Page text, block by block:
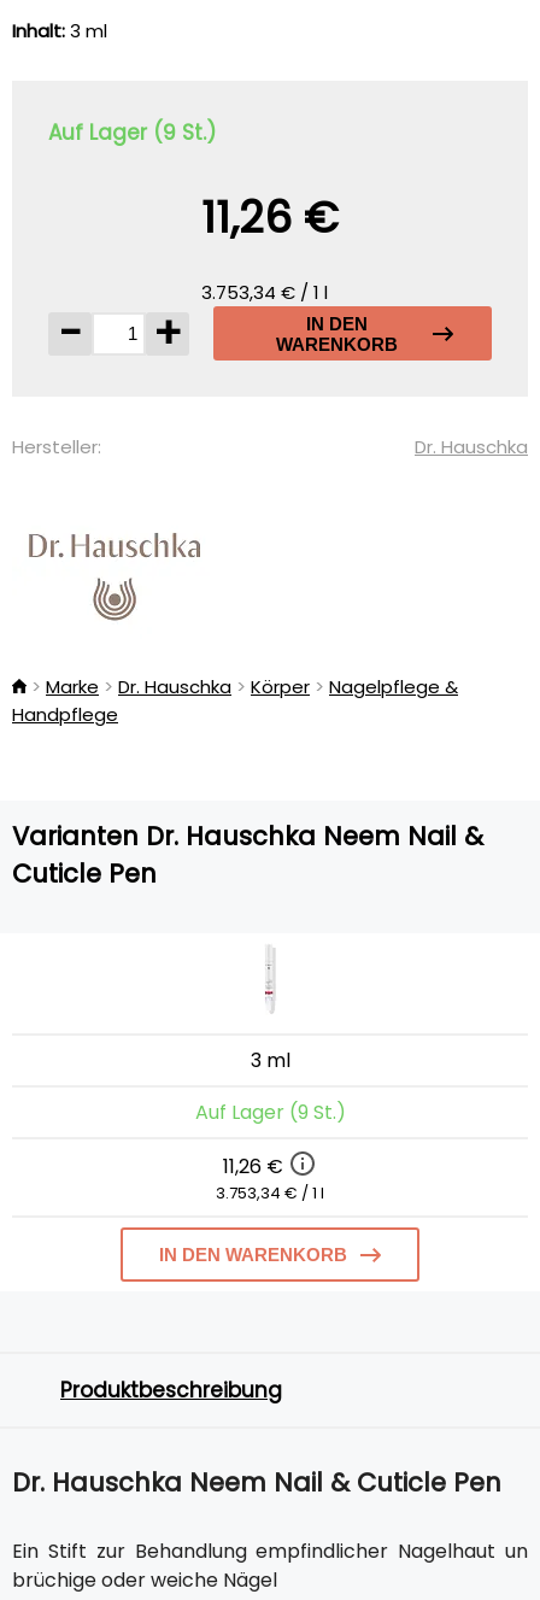
Inhalt:3 ml
Auf Lager (9 St.)
11,26 €
3.753,34 € / 1 l
- +
IN DEN
WARENKORB
Hersteller: Dr. Hauschka
Marke Dr. Hauschka Körper
Nagelpflege &
Handpflege
Varianten Dr. Hauschka Neem Nail &
Cuticle Pen
3 ml
Auf Lager (9 St.)
11,26 €
3.753,34 € / 1 l
IN DEN WARENKORB
Produktbeschreibung
Dr. Hauschka Neem Nail & Cuticle Pen
Ein Stift zur Behandlung empfindlicher Nagelhaut un
brüchige oder weiche Nägel